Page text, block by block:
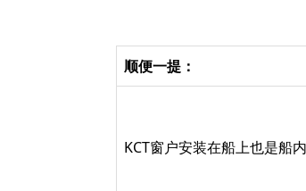
顺便一提：
KCT窗户安装在船上也是船